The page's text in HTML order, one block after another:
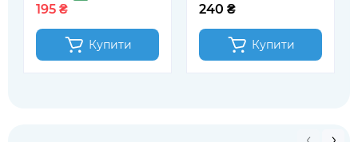
195 ₴
Купити
240 ₴
Купити